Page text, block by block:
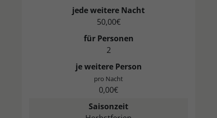
jede weitere Nacht
50,00€
für Personen
2
je weitere Person
pro Nacht
0,00€
Saisonzeit